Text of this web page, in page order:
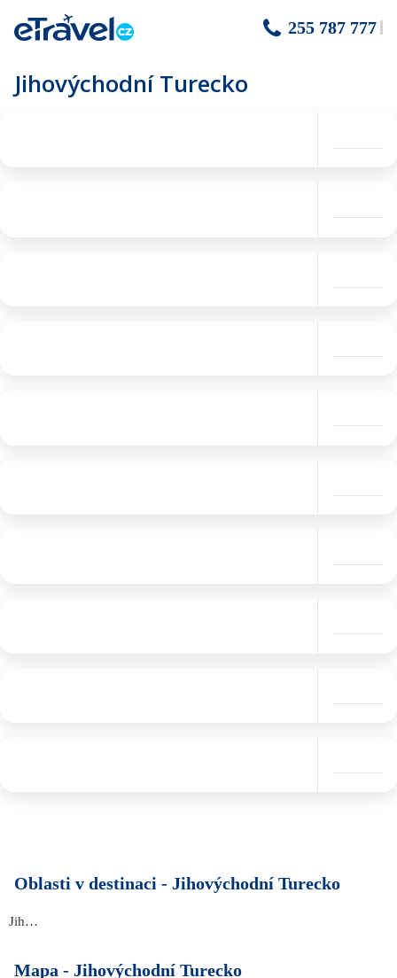
255 787 777
Jihovýchodní Turecko
Oblasti v destinaci - Jihovýchodní Turecko
Jihovýchodní Turecko
Mapa - Jihovýchodní Turecko